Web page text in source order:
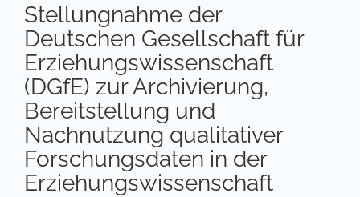
Stellungnahme der
Deutschen Gesellschaft für
Erziehungswissenschaft
(DGfE) zur Archivierung,
Bereitstellung und
Nachnutzung qualitativer
Forschungsdaten in der
Erziehungswissenschaft